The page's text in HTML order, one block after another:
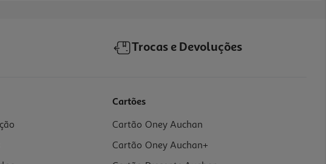
Trocas e Devoluções
Cartões
Cartão Oney Auchan
Cartão Oney Auchan+